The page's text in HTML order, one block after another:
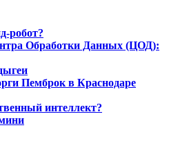
робот?
Обработки Данных (ЦОД):
Пемброк в Краснодаре
интеллект?